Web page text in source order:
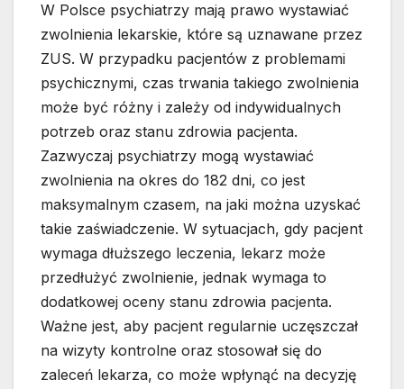
W Polsce psychiatrzy mają prawo wystawiać
zwolnienia lekarskie, które są uznawane przez
ZUS. W przypadku pacjentów z problemami
psychicznymi, czas trwania takiego zwolnienia
może być różny i zależy od indywidualnych
potrzeb oraz stanu zdrowia pacjenta.
Zazwyczaj psychiatrzy mogą wystawiać
zwolnienia na okres do 182 dni, co jest
maksymalnym czasem, na jaki można uzyskać
takie zaświadczenie. W sytuacjach, gdy pacjent
wymaga dłuższego leczenia, lekarz może
przedłużyć zwolnienie, jednak wymaga to
dodatkowej oceny stanu zdrowia pacjenta.
Ważne jest, aby pacjent regularnie uczęszczał
na wizyty kontrolne oraz stosował się do
zaleceń lekarza, co może wpłynąć na decyzję